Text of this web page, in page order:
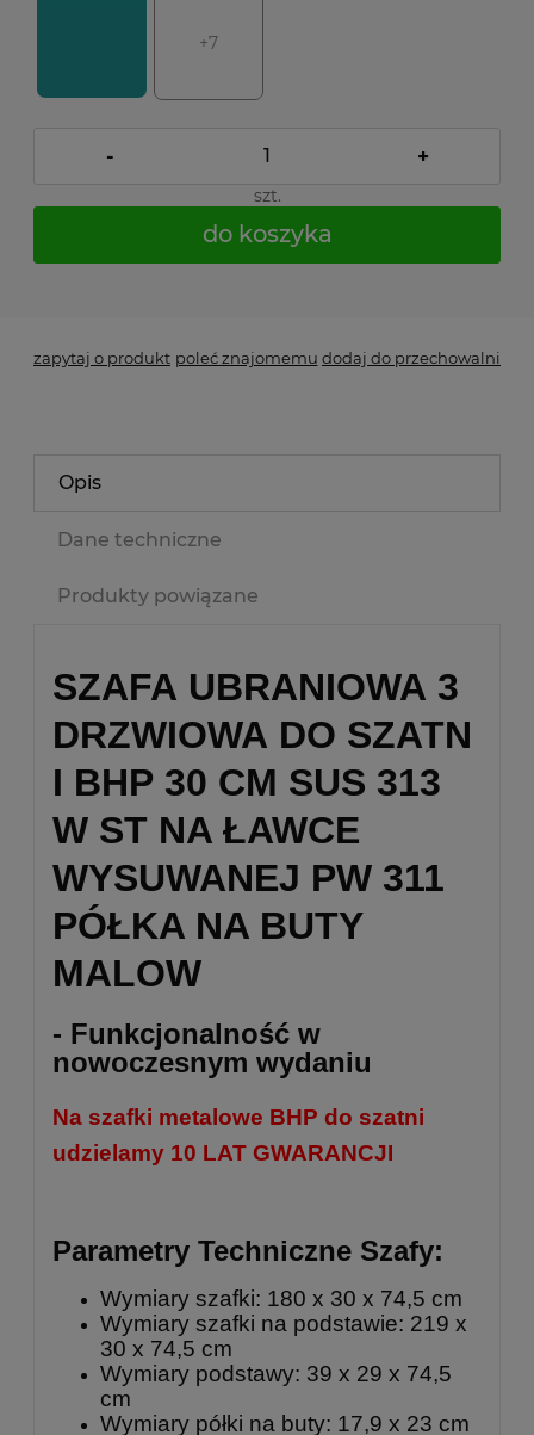
+7
- +
szt.
do koszyka
zapytaj o produkt poleć znajomemu dodaj do przechowalni
Opis
Dane techniczne
Produkty powiązane
SZAFA UBRANIOWA 3
DRZWIOWA DO SZATN
I BHP 30 CM SUS 313
W ST NA ŁAWCE
WYSUWANEJ PW 311
PÓŁKA NA BUTY
MALOW
- Funkcjonalność w
nowoczesnym wydaniu
Na szafki metalowe BHP do szatni
udzielamy 10 LAT GWARANCJI
Parametry Techniczne Szafy:
Wymiary szafki: 180 x 30 x 74,5 cm
Wymiary szafki na podstawie: 219 x
30 x 74,5 cm
Wymiary podstawy: 39 x 29 x 74,5
cm
Wymiary półki na buty: 17,9 x 23 cm